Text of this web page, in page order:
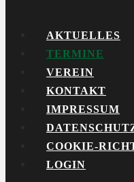
AKTUELLES
TERMINE
VEREIN
KONTAKT
IMPRESSUM
COOKIE-
LOGIN